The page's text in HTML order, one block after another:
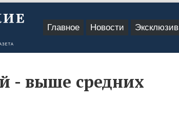
Главное Новости Эксклюзив
- выше средних